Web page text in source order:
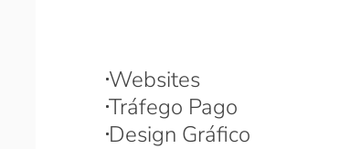
Websites
Tráfego Pago
Design Gráfico